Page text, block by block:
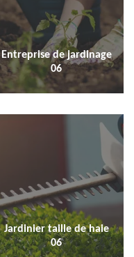
Entreprise de jardinage
06
Jardinier taille de haie
06